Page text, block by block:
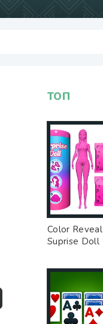
ТОП
Color Reveal
Suprise Doll